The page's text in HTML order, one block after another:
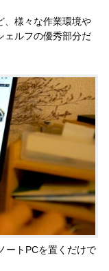
、様々な作業環境や
ェルフの優秀部分だ
ートPCを置くだけで